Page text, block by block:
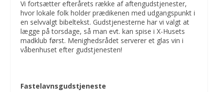
Vi fortsætter efterårets række af aftengudstjenester,
hvor lokale folk holder prædikenen med udgangspunkt i
en selvvalgt bibeltekst. Gudstjenesterne har vi valgt at
lægge på torsdage, så man evt. kan spise i X-Husets
madklub først. Menighedsrådet serverer et glas vin i
våbenhuset efter gudstjenesten!
Fastelavnsgudstjeneste